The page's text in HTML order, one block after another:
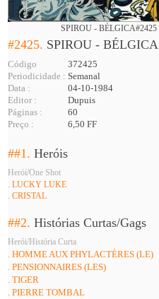
SPIROU - BÉLGICA#2425
#2425. SPIROU - BÉLGICA
Código
372425
Periodicidade : Semanal
Data :
04-10-1984
Editor :
Dupuis
Páginas :
60
Preço :
6,50 FF
##1.Heróis
Herói/One Shot
. LUCKY LUKE
. CRISTAL
##2.Histórias Curtas/Gags
Herói/História Curta
. HOMME AUX PHYLACTÈRES (LE)
. PENSIONNAIRES (LES)
. TIGER
. PIERRE TOMBAL